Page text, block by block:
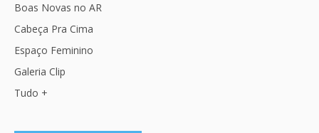
Boas Novas no AR
Cabeça Pra Cima
Espaço Feminino
Galeria Clip
Tudo +